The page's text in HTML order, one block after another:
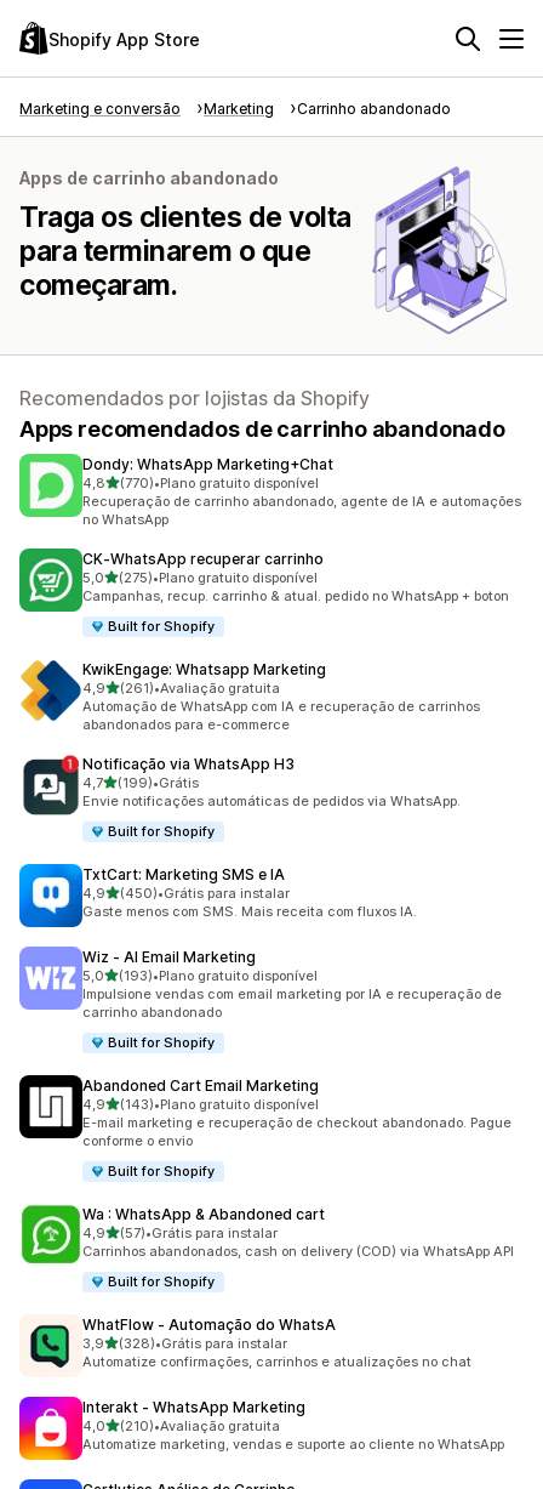
Shopify App Store
Marketing e conversão Marketing Carrinho abandonado
Apps de carrinho abandonado
Traga os clientes de volta
para terminarem o que
começaram.
Recomendados por lojistas da Shopify
Apps recomendados de carrinho abandonado
Dondy: WhatsApp Marketing+Chat
4,8de 5 estrelas
(770)
770 avaliações ao todo
•Plano gratuito disponível
Recuperação de carrinho abandonado, agente de IA e automações
no WhatsApp
CK‑WhatsApp recuperar carrinho
5,0de 5 estrelas
(275)
275 avaliações ao todo
•Plano gratuito disponível
Campanhas, recup. carrinho & atual. pedido no WhatsApp + boton
Built for Shopify
KwikEngage: Whatsapp Marketing
4,9de 5 estrelas
(261)
261 avaliações ao todo
•Avaliação gratuita
Automação de WhatsApp com IA e recuperação de carrinhos
abandonados para e-commerce
Notificação via WhatsApp H3
4,7de 5 estrelas
(199)
199 avaliações ao todo
•Grátis
Envie notificações automáticas de pedidos via WhatsApp.
Built for Shopify
TxtCart: Marketing SMS e IA
4,9de 5 estrelas
(450)
450 avaliações ao todo
•Grátis para instalar
Gaste menos com SMS. Mais receita com fluxos IA.
Wiz ‑ AI Email Marketing
5,0de 5 estrelas
(193)
193 avaliações ao todo
•Plano gratuito disponível
Impulsione vendas com email marketing por IA e recuperação de
carrinho abandonado
Built for Shopify
Abandoned Cart Email Marketing
4,9de 5 estrelas
(143)
143 avaliações ao todo
•Plano gratuito disponível
E-mail marketing e recuperação de checkout abandonado. Pague
conforme o envio
Built for Shopify
Wa : WhatsApp & Abandoned cart
4,9de 5 estrelas
(57)
57 avaliações ao todo
•Grátis para instalar
Carrinhos abandonados, cash on delivery (COD) via WhatsApp API
Built for Shopify
WhatFlow ‑ Automação do WhatsA
3,9de 5 estrelas
(328)
328 avaliações ao todo
•Grátis para instalar
Automatize confirmações, carrinhos e atualizações no chat
Interakt ‑ WhatsApp Marketing
4,0de 5 estrelas
(210)
210 avaliações ao todo
•Avaliação gratuita
Automatize marketing, vendas e suporte ao cliente no WhatsApp